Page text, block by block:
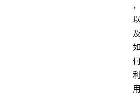
，
以
及
如
何
利
用